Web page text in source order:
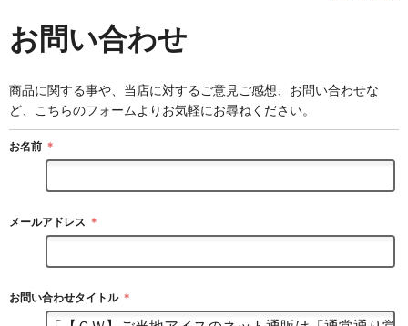
お問い合わせ
商品に関する事や、当店に対するご意見ご感想、お問い合わせな
ど、こちらのフォームよりお気軽にお尋ねください。
お名前 ＊
メールアドレス ＊
お問い合わせタイトル ＊